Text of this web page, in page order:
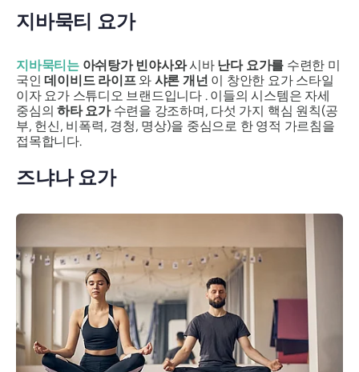
지바묵티 요가
지바묵티는 아쉬탕가 빈야사와시바 난다 요가를 수련한 미
국인데이비드 라이프와 샤론 개넌 이 창안한 요가 스타일
이자 요가 스튜디오 브랜드입니다 . 이들의 시스템은 자세
중심의하타 요가수련을 강조하며, 다섯 가지 핵심 원칙(공
부, 헌신, 비폭력, 경청, 명상)을 중심으로 한 영적 가르침을
접목합니다.
즈냐나 요가